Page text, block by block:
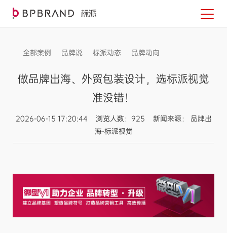
全部案例 品牌说 标派动态 品牌动向
做品牌出海、外贸包装设计，选标派视觉
准没错！
2026-06-15 17:20:44 浏览人数：925 新闻来源： 品牌出
海-标派视觉